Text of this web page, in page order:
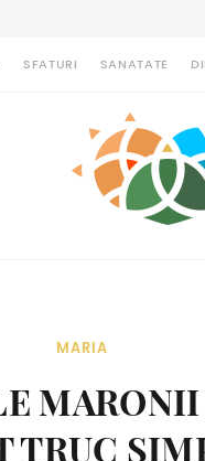
SFATURI SANATATE
MARIA
TRUC